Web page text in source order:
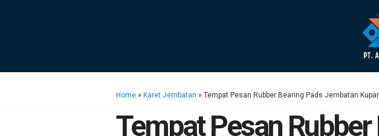
Home » Karet Jembatan » Tempat Pesan Rubber Bearing Pads Jembatan
Tempat Pesan